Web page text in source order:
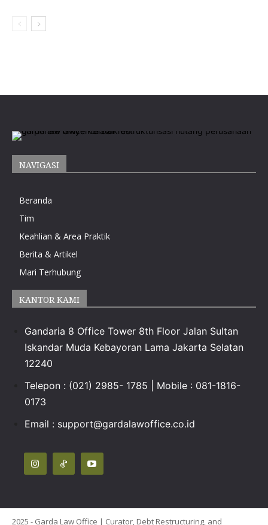
NAVIGASI
Beranda
Tim
Keahlian & Area Praktik
Berita & Artikel
Mari Terhubung
KANTOR KAMI
Gandaria 8 Office Tower 8th Floor Jalan Sultan
Iskandar Muda Kebayoran Lama Jakarta Selatan
12240
Telepon : (021) 2985- 1785 | Mobile : 081-1816-
0173
Email : support@gardalawoffice.co.id
2025 - Garda Law Office | Curator, Debt Restructuring, and